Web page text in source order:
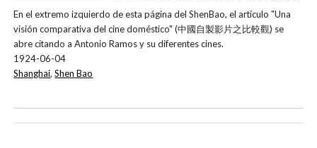
En el extremo izquierdo de esta página del ShenBao, el artículo "Una
visión comparativa del cine doméstico" (中國自製影片之比較觀) se
abre citando a Antonio Ramos y su diferentes cines.
1924-06-04
Shanghai,Shen Bao